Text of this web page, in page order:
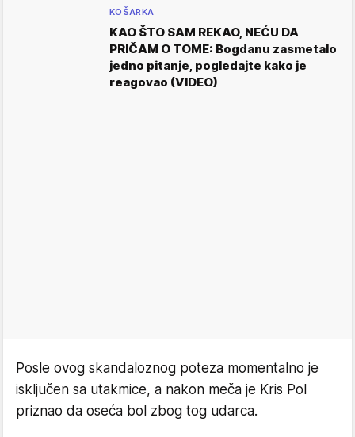
KOŠARKA
KAO ŠTO SAM REKAO, NEĆU DA
PRIČAM O TOME: Bogdanu zasmetalo
jedno pitanje, pogledajte kako je
reagovao (VIDEO)
Posle ovog skandaloznog poteza momentalno je
isključen sa utakmice, a nakon meča je Kris Pol
priznao da oseća bol zbog tog udarca.